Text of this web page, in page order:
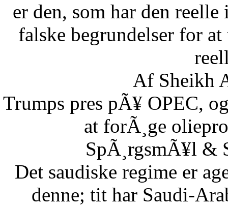
er den, som har den
falske begrundelser for
Af Sheikh
Trumps pres pÃ¥ OPEC,
at forÃ¸ge
SpÃ¸rgsmÃ¥l &
Det saudiske regime er
denne; tit har Saudi-